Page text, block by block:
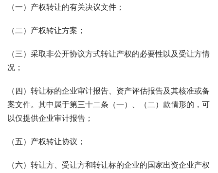
（一）产权转让的有关决议文件；
（二）产权转让方案；
（三）采取非公开协议方式转让产权的必要性以及受让方情
况；
（四）转让标的企业审计报告、资产评估报告及其核准或备
案文件。其中属于第三十二条（一）、（二）款情形的，可
以仅提供企业审计报告；
（五）产权转让协议；
（六）转让方、受让方和转让标的企业的国家出资企业产权